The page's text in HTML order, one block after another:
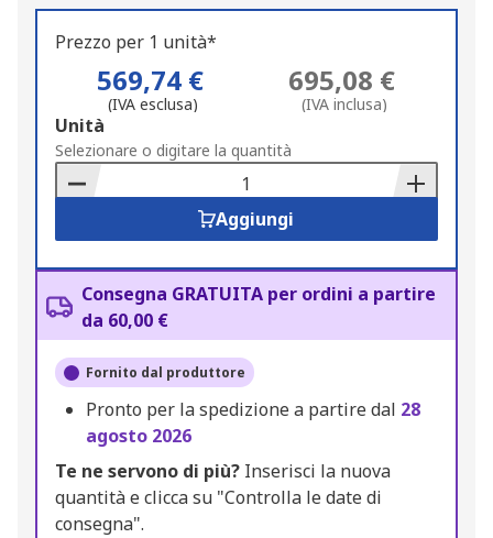
Prezzo per 1 unità*
569,74 €
(IVA esclusa)
695,08 €
(IVA inclusa)
Add
to
Basket
Unità
Selezionare o digitare la quantità
Aggiungi
Consegna GRATUITA per ordini a partire
da 60,00 €
Fornito dal produttore
Pronto per la spedizione a partire dal 28
agosto 2026
Te ne servono di più? Inserisci la nuova
quantità e clicca su "Controlla le date di
consegna".